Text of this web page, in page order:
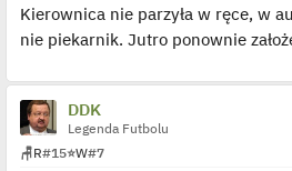
Kierownica nie parzyła w ręce, w
nie piekarnik. Jutro ponownie
DDK
Legenda Futbolu
🪑R#15⭐W#7